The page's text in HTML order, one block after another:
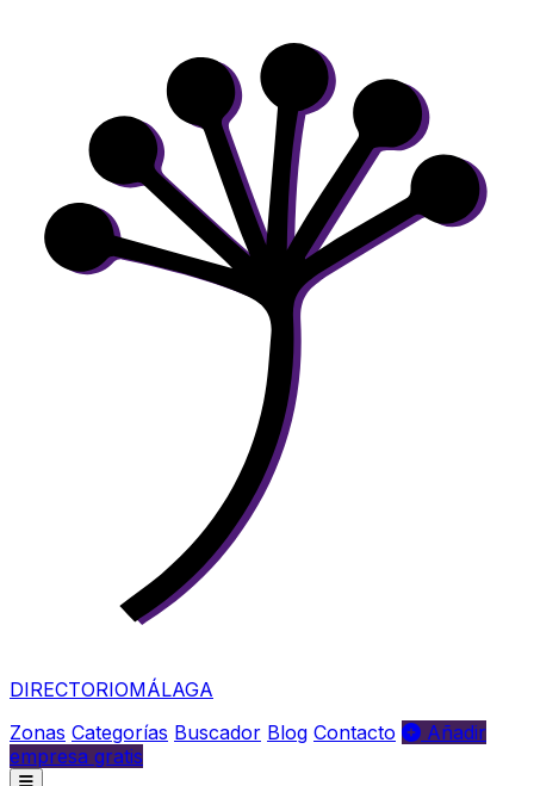
DIRECTORIOMÁLAGA
Zonas Categorías Buscador Blog Contacto
Añadir
empresa gratis